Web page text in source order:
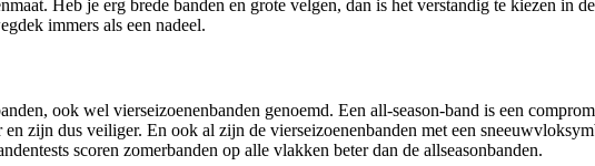
Heb je erg brede banden en grote velgen, dan is het verstandig te kiezen in
immers als een nadeel.
ook wel vierseizoenenbanden genoemd. Een all-season-band is een
en zijn dus veiliger. En ook al zijn de vierseizoenenbanden met een
scoren zomerbanden op alle vlakken beter dan de allseasonbanden.